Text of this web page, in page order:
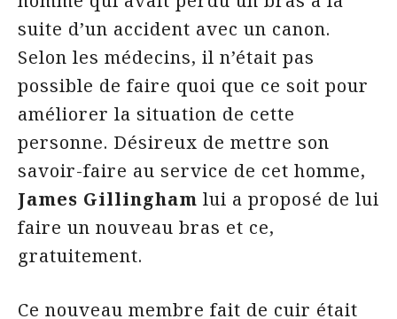
suite d’un accident avec un canon.
Selon les médecins, il n’était pas
possible de faire quoi que ce soit pour
améliorer la situation de cette
personne. Désireux de mettre son
savoir-faire au service de cet homme,
James Gillingham lui a proposé de lui
faire un nouveau bras et ce,
gratuitement.
Ce nouveau membre fait de cuir était